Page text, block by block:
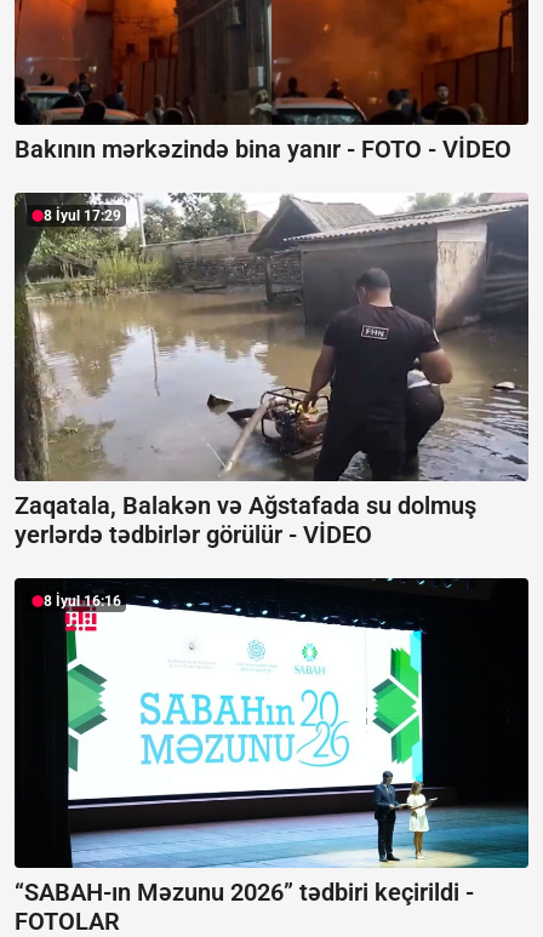
Bakının mərkəzində bina yanır - FOTO - VİDEO
8 İyul 17:29
Zaqatala, Balakən və Ağstafada su dolmuş
yerlərdə tədbirlər görülür - VİDEO
8 İyul 16:16
“SABAH-ın Məzunu 2026” tədbiri keçirildi -
FOTOLAR